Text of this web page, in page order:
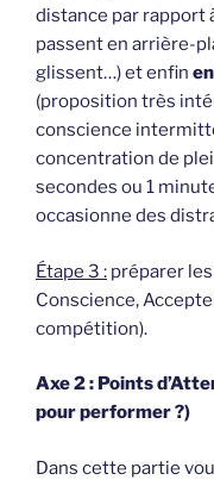
distance par rapport
passent en arrière-
glissent…) et enfin
(proposition très
conscience
concentration de
secondes ou 1
occasionne des
Étape 3 : préparer
Conscience,
compétition).
Axe 2 : Points
pour performer ?)
Dans cette partie